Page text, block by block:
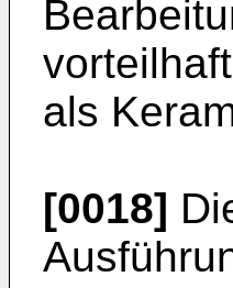
als
[0018]